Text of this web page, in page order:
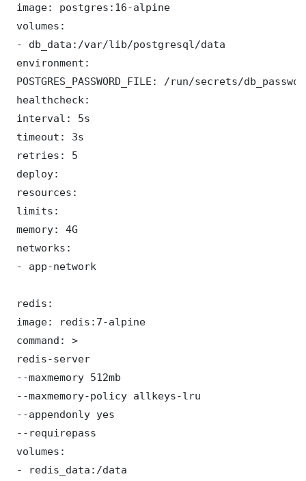
image: postgres:16-alpine
volumes:
- db_data:/var/lib/postgresql/data
environment:
POSTGRES_PASSWORD_FILE: /run/secrets/
healthcheck:
interval: 5s
timeout: 3s
retries: 5
deploy:
resources:
limits:
memory: 4G
networks:
- app-network
redis:
image: redis:7-alpine
command: >
redis-server
--maxmemory 512mb
--maxmemory-policy allkeys-lru
--appendonly yes
--requirepass
volumes:
- redis_data:/data